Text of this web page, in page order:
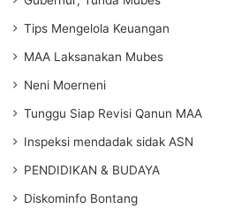
Tips Mengelola Keuangan
MAA Laksanakan Mubes
Neni Moerneni
Tunggu Siap Revisi Qanun MAA
Inspeksi mendadak sidak ASN
PENDIDIKAN & BUDAYA
Diskominfo Bontang